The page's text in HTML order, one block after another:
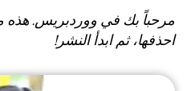
مرحباً بك في ووردبريس. هذه
احذفها، ثم ابدأ النشر!